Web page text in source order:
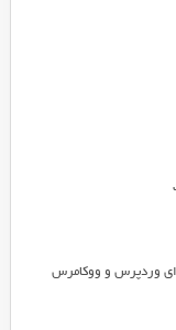
وردپرس و ووکامرس